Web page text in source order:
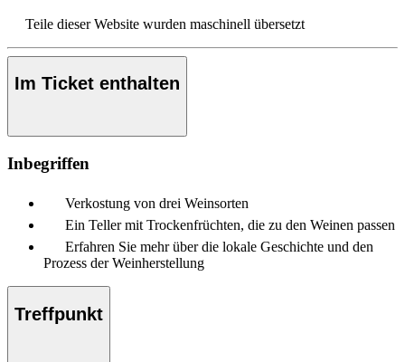
Teile dieser Website wurden maschinell übersetzt
Im Ticket enthalten
Inbegriffen
Verkostung von drei Weinsorten
Ein Teller mit Trockenfrüchten, die zu den Weinen passen
Erfahren Sie mehr über die lokale Geschichte und den
Prozess der Weinherstellung
Treffpunkt